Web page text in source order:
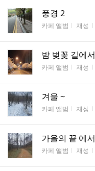
풍경 2
게시판명
카페 앨범 작성자
재성
밤 벚꽃 길에서
게시판명
카페 앨범 작성자
재성
겨울 ~
게시판명
카페 앨범 작성자
재성
가을의 끝 에서
게시판명
카페 앨범 작성자
재성